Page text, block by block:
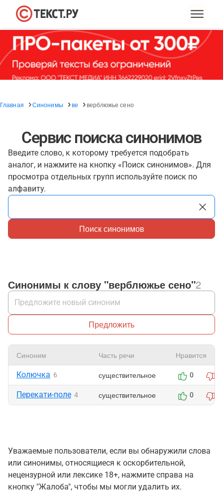
Главная Синонимы ве верблюжье сено
Сервис поиска синонимов
Введите слово, к которому требуется подобрать
аналог, и нажмите на кнопку «Поиск синонимов». Для
просмотра отдельных групп используйте поиск по
алфавиту.
Поиск синонимов
Синонимы к слову "верблюжье сено"2
Предложить
Синоним Часть речи Нравится
Колючка 6 существительное 0
Перекати-поле 4 существительное 0
Уважаемые пользователи, если вы обнаружили слова
или синонимы, относящиеся к оскорбительной,
нецензурной или лексике 18+, нажмите справа на
кнопку "Жалоба", чтобы мы могли удалить их.